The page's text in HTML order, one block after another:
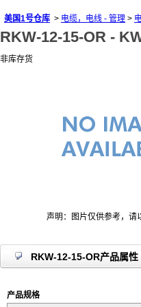
美国1号仓库 > 电缆，电线 - 管理 >
RKW-12-15-OR -
非库存货
声明：图片仅供参考，请
RKW-12-15-OR产品属性
产品规格